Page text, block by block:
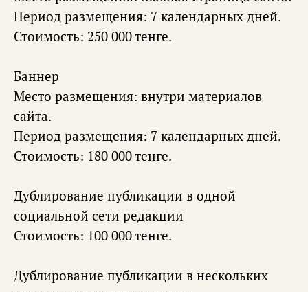
Период размещения: 7 календарных дней.
Стоимость: 250 000 тенге.
Баннер
Место размещения: внутри материалов
сайта.
Период размещения: 7 календарных дней.
Стоимость: 180 000 тенге.
Дублирование публикации в одной
социальной сети редакции
Стоимость: 100 000 тенге.
Дублирование публикации в нескольких